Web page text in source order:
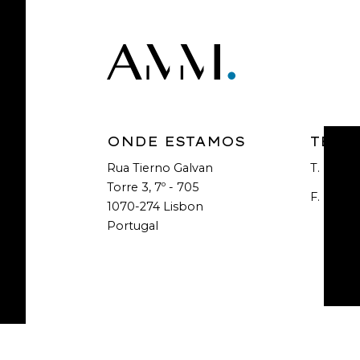
ONDE ESTAMOS
Rua Tierno Galvan
Torre 3, 7º - 705
1070-274 Lisbon
Portugal
T.
+351
F.
+351